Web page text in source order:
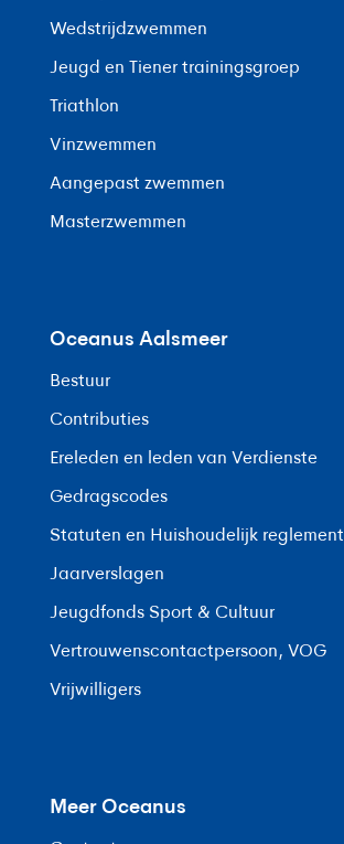
Wedstrijdzwemmen
Jeugd en Tiener trainingsgroep
Triathlon
Vinzwemmen
Aangepast zwemmen
Masterzwemmen
Oceanus Aalsmeer
Bestuur
Contributies
Ereleden en leden van Verdienste
Gedragscodes
Statuten en Huishoudelijk reglement
Jaarverslagen
Jeugdfonds Sport & Cultuur
Vertrouwenscontactpersoon, VOG
Vrijwilligers
Meer Oceanus